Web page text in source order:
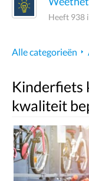
Heeft 938
Alle categorieën
Kinderfiets
kwaliteit